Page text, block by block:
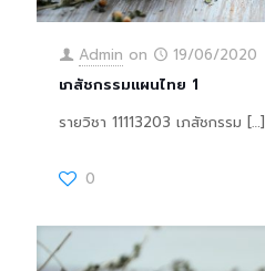
Admin on
19/06/2020
เภสัชกรรมแผนไทย 1
รายวิชา 11113203 เภสัชกรรม […]
0